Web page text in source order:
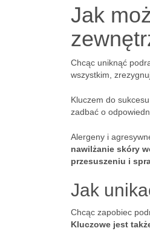
Jak
Chcąc uniknąć
wszystkim,
Kluczem do
zadbać o
Alergeny i
nawilżanie skóry
przesuszeniu i
Jak
Chcąc zapobiec
Kluczowe jest